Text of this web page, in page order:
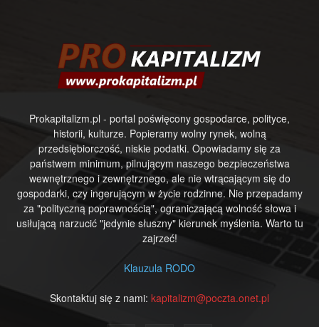
Prokapitalizm.pl - portal poświęcony gospodarce, polityce,
historii, kulturze. Popieramy wolny rynek, wolną
przedsiębiorczość, niskie podatki. Opowiadamy się za
państwem minimum, pilnującym naszego bezpieczeństwa
wewnętrznego i zewnętrznego, ale nie wtrącającym się do
gospodarki, czy ingerującym w życie rodzinne. Nie przepadamy
za "polityczną poprawnością", ograniczającą wolność słowa i
usiłującą narzucić "jedynie słuszny" kierunek myślenia. Warto tu
zajrzeć!
Klauzula RODO
Skontaktuj się z nami: kapitalizm@poczta.onet.pl